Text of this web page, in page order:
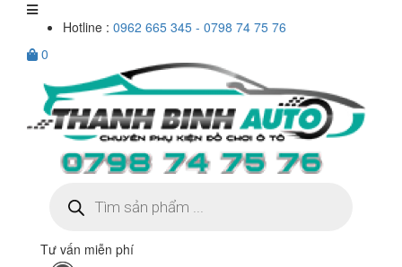
Hotline : 0962 665 345 - 0798 74 75 76
0
kiếm
sản
Tư vấn miễn phí